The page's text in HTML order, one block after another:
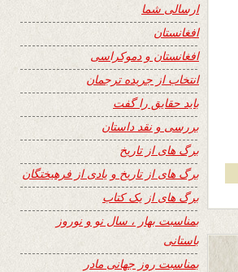
ارسالی شما
افغانستان
افغانستان و دموکراسی
انتخاب از جریده ترجمان
باید حقایق را گفت
بررسی و نقد داستان
برگ های از تاریخ
برگ های از تاریخ و یادی از فرهیختگان
برگ های از یک کتاب
بمناسبت بهار ، سال نو و نوروز
باستانی
بمناسبت روز جهانی مادر